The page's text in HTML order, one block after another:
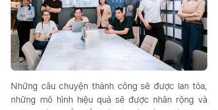
Những câu chuyện thành công sẽ được lan tỏa,
những mô hình hiệu quả sẽ được nhân rộng và